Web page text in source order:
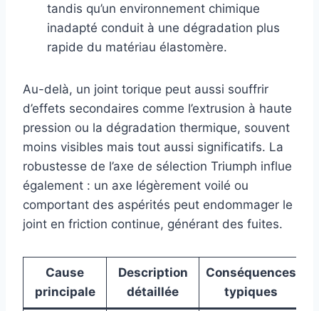
tandis qu’un environnement chimique
inadapté conduit à une dégradation plus
rapide du matériau élastomère.
Au-delà, un joint torique peut aussi souffrir
d’effets secondaires comme l’extrusion à haute
pression ou la dégradation thermique, souvent
moins visibles mais tout aussi significatifs. La
robustesse de l’axe de sélection Triumph influe
également : un axe légèrement voilé ou
comportant des aspérités peut endommager le
joint en friction continue, générant des fuites.
Cause
principale
Description
détaillée
Conséquences
typiques